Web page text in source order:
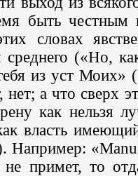
быть честным
словах
среднего («Но,
из уст
нет; а что сверх
как нельзя
власть
Например:
примет, то